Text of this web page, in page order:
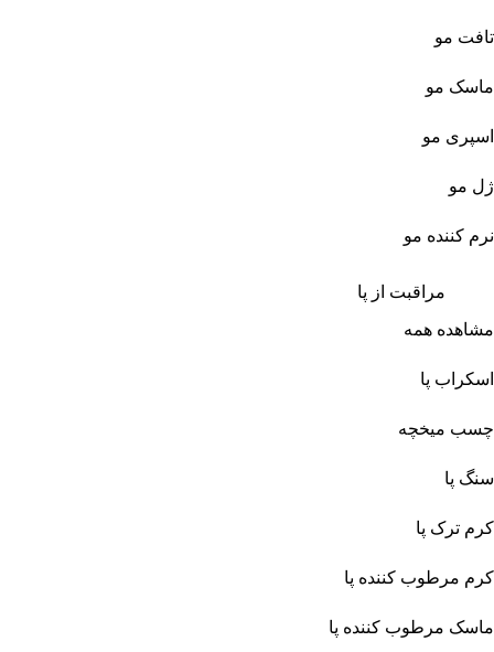
تافت مو
ماسک مو
اسپری مو
ژل مو
نرم کننده مو
مراقبت از پا
مشاهده همه
اسکراب پا
چسب میخچه
سنگ پا
کرم ترک پا
کرم مرطوب کننده پا
ماسک مرطوب کننده پا